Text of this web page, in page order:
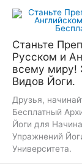
Перейти
Станьте
Русском и
всему миру!
Видов Йоги.
Друзья,
Бесплатный
Йоги для
Упражнений
Университета.